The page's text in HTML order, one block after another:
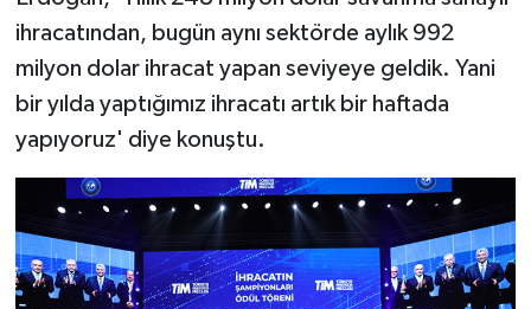
ihracatından, bugün aynı sektörde aylık 992
milyon dolar ihracat yapan seviyeye geldik. Yani
bir yılda yaptığımız ihracatı artık bir haftada
yapıyoruz' diye konuştu.